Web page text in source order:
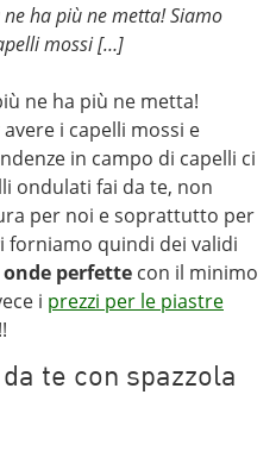
ha più ne metta! Siamo
mossi […]
ne ha più ne metta!
i capelli mossi e
in campo di capelli ci
ondulati fai da te, non
per noi e soprattutto per
forniamo quindi dei validi
onde perfette con il minimo
i prezzi per le piastre
te con spazzola